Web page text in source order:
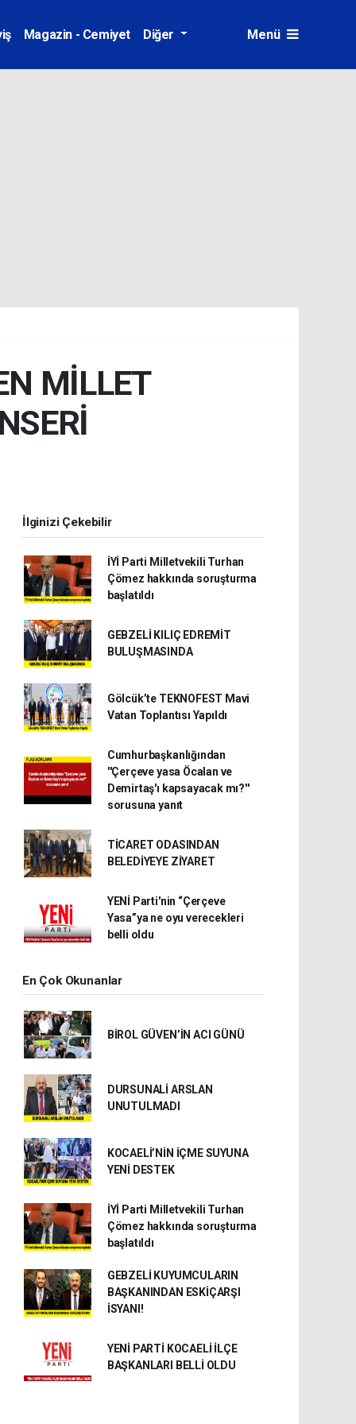
Magazin - Cemiyet Diğer Menü
MİLLET
İlginizi Çekebilir
İYİ Parti Milletvekili Turhan
Çömez hakkında soruşturma
başlatıldı
GEBZELİ KILIÇ EDREMİT
BULUŞMASINDA
Gölcük’te TEKNOFEST Mavi
Vatan Toplantısı Yapıldı
Cumhurbaşkanlığından
''Çerçeve yasa Öcalan ve
Demirtaş'ı kapsayacak mı?''
sorusuna yanıt
TİCARET ODASINDAN
BELEDİYEYE ZİYARET
YENİ Parti'nin “Çerçeve
Yasa”ya ne oyu verecekleri
belli oldu
En Çok Okunanlar
BİROL GÜVEN’İN ACI GÜNÜ
DURSUNALİ ARSLAN
UNUTULMADI
KOCAELİ’NİN İÇME SUYUNA
YENİ DESTEK
İYİ Parti Milletvekili Turhan
Çömez hakkında soruşturma
başlatıldı
GEBZELİ KUYUMCULARIN
BAŞKANINDAN ESKİÇARŞI
İSYANI!
YENİ PARTİ KOCAELİ İLÇE
BAŞKANLARI BELLİ OLDU